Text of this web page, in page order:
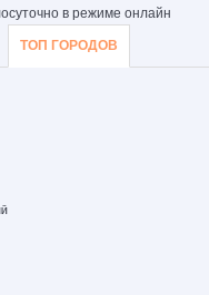
в режиме онлайн
ТОП ГОРОДОВ